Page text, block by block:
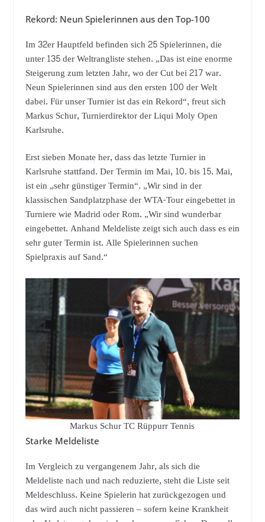
Rekord: Neun Spielerinnen aus den Top-100
Im 32er Hauptfeld befinden sich 25 Spielerinnen, die
unter 135 der Weltrangliste stehen. „Das ist eine enorme
Steigerung zum letzten Jahr, wo der Cut bei 217 war.
Neun Spielerinnen sind aus den ersten 100 der Welt
dabei. Für unser Turnier ist das ein Rekord“, freut sich
Markus Schur, Turnierdirektor der Liqui Moly Open
Karlsruhe.
Erst sieben Monate her, dass das letzte Turnier in
Karlsruhe stattfand. Der Termin im Mai, 10. bis 15. Mai,
ist ein „sehr günstiger Termin“. „Wir sind in der
klassischen Sandplatzphase der WTA-Tour eingebettet in
Turniere wie Madrid oder Rom. „Wir sind wunderbar
eingebettet. Anhand Meldeliste zeigt sich auch dass es ein
sehr guter Termin ist. Alle Spielerinnen suchen
Spielpraxis auf Sand.“
Markus Schur TC Rüppurr Tennis
Starke Meldeliste
Im Vergleich zu vergangenem Jahr, als sich die
Meldeliste nach und nach reduzierte, steht die Liste seit
Meldeschluss. Keine Spielerin hat zurückgezogen und
das wird auch nicht passieren – sofern keine Krankheit